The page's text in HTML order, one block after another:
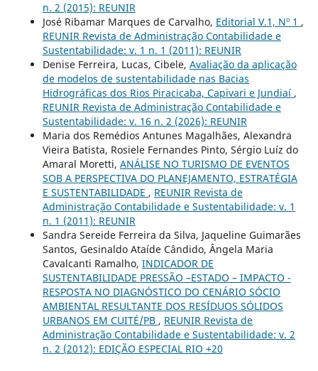
n. 2 (2015): REUNIR
José Ribamar Marques de Carvalho, Editorial V.1, Nº 1 ,
REUNIR Revista de Administração Contabilidade e
Sustentabilidade: v. 1 n. 1 (2011): REUNIR
Denise Ferreira, Lucas, Cibele, Avaliação da aplicação
de modelos de sustentabilidade nas Bacias
Hidrográficas dos Rios Piracicaba, Capivari e Jundiaí ,
REUNIR Revista de Administração Contabilidade e
Sustentabilidade: v. 16 n. 2 (2026): REUNIR
Maria dos Remédios Antunes Magalhães, Alexandra
Vieira Batista, Rosiele Fernandes Pinto, Sérgio Luíz do
Amaral Moretti, ANÁLISE NO TURISMO DE EVENTOS
SOB A PERSPECTIVA DO PLANEJAMENTO, ESTRATÉGIA
E SUSTENTABILIDADE , REUNIR Revista de
Administração Contabilidade e Sustentabilidade: v. 1
n. 1 (2011): REUNIR
Sandra Sereide Ferreira da Silva, Jaqueline Guimarães
Santos, Gesinaldo Ataíde Cândido, Ângela Maria
Cavalcanti Ramalho, INDICADOR DE
SUSTENTABILIDADE PRESSÃO –ESTADO – IMPACTO -
RESPOSTA NO DIAGNÓSTICO DO CENÁRIO SÓCIO
AMBIENTAL RESULTANTE DOS RESÍDUOS SÓLIDOS
URBANOS EM CUITÉ/PB , REUNIR Revista de
Administração Contabilidade e Sustentabilidade: v. 2
n. 2 (2012): EDIÇÃO ESPECIAL RIO +20